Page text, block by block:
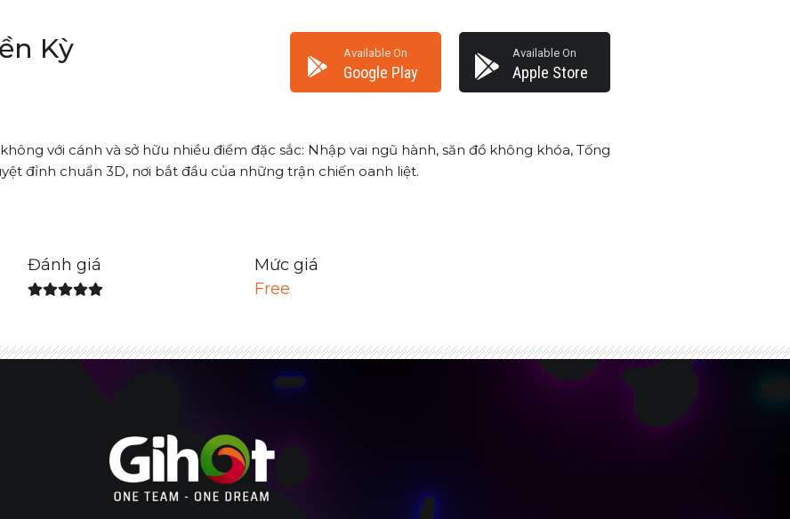
Kỳ Available On
Google Play
Available On
Apple Store
với cánh và sở hữu nhiều điểm đặc sắc: Nhập vai ngũ hành, săn đồ không khóa, Tống
đỉnh chuẩn 3D, nơi bắt đầu của những trận chiến oanh liệt.
Đánh giá
Mức giá
Free